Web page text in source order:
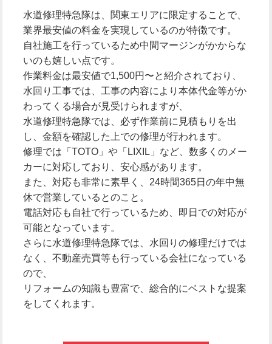
水道修理特急隊は、関東エリアに限定することで、
業界最安値の料金を実現しているのが特徴です。
自社施工を行っているため中間マージンがかからな
いのも嬉しい点です。
作業料金は最安値で1,500円〜と紹介されており、
水回り工事では、工事の内容により本体代金等がか
わってくる場合が見受けられますが、
水道修理特急隊では、必ず作業前に見積もりを出
し、金額を確認した上での修理が行われます。
修理では「TOTO」や「LIXIL」など、数多くのメー
カーに対応しており、安心感があります。
また、対応も非常に素早く、24時間365日の年中無
休で営業しているとのこと。
電話対応も自社で行っているため、即日での対応が
可能となっています。
さらに水道修理特急隊では、水回りの修理だけでは
なく、不動産売買等も行っている会社になっている
ので、
リフォームの知識も豊富で、総合的にベストな提案
をしてくれます。